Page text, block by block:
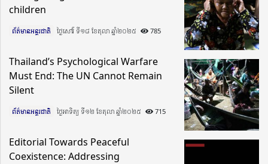
children
ព័ត៌មានអន្តរជាតិ ថ្ងៃសៅរ៍ ទី១៨ ខែតុលា ឆ្នាំ២០២៥​ 785
Thailand’s Psychological Warfare
Must End: The UN Cannot Remain
Silent
ព័ត៌មានអន្តរជាតិ ថ្ងៃអាទិត្យ ទី១២ ខែតុលា ឆ្នាំ២០២៥​ 715
Editorial Towards Peaceful
Coexistence: Addressing